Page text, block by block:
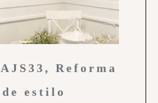
Reforma
estilo